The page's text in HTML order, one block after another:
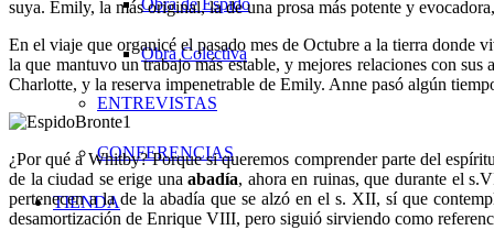
Obra de Espido
Obra Colectiva
ENTREVISTAS
CONFERENCIAS
TIENDA
suya. Emily, la más original, la de una prosa más potente y
En el viaje que organicé el pasado mes de Octubre a la tierra donde
la que mantuvo un trabajo más estable, y mejores relaciones con
Charlotte, y la reserva impenetrable de Emily. Anne pasó algún
¿Por qué a Whitby? Porque si queremos comprender parte del
de la ciudad se erige unaabadía, ahora en ruinas, que durante el
pertenecen a la de la abadía que se alzó en el s. XII, sí que
desamortización de Enrique VIII, pero siguió sirviendo como